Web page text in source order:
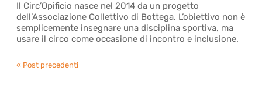
Il Circ’Opificio nasce nel 2014 da un progetto
dell’Associazione Collettivo di Bottega. L’obiettivo non è
semplicemente insegnare una disciplina sportiva, ma
usare il circo come occasione di incontro e inclusione.
« Post precedenti